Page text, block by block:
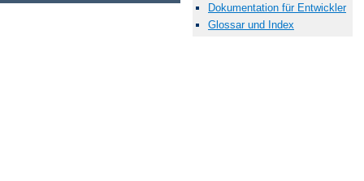
Dokumentation für Entwickler
Glossar und Index